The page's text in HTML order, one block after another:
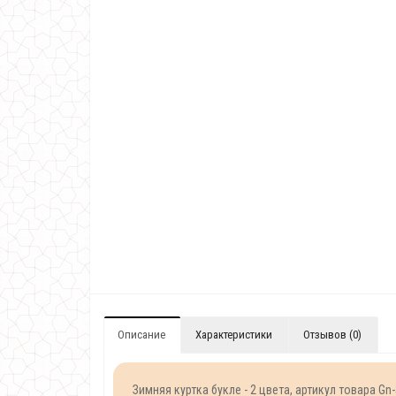
Описание Характеристики Отзывов (0)
Зимняя куртка букле - 2 цвета, артикул товара